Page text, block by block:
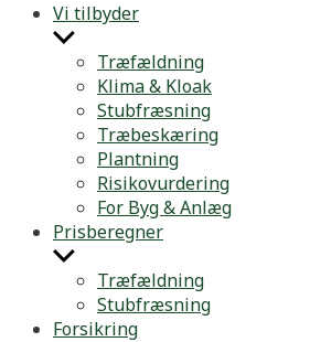
Vi tilbyder
Show
sub
menu
Træfældning
Klima & Kloak
Stubfræsning
Træbeskæring
Plantning
Risikovurdering
For Byg & Anlæg
Prisberegner
Show
sub
menu
Træfældning
Stubfræsning
Forsikring